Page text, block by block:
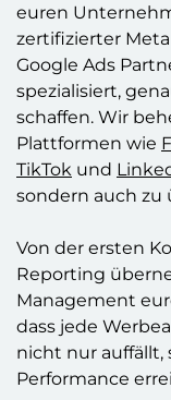
euren
zertifizierter
Google Ads
spezialisiert,
schaffen. Wir
Plattformen wie
TikTok und
sondern auch zu
Von der ersten
Reporting
Management
dass jede
nicht nur auffällt,
Performance